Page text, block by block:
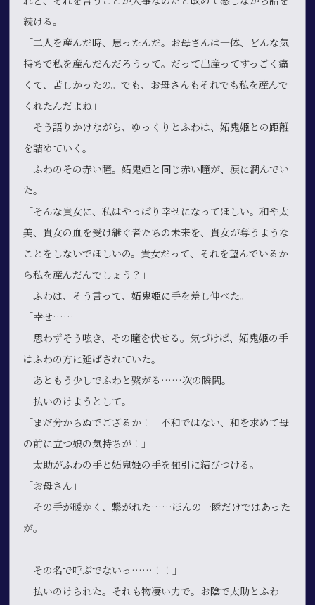
続ける。
「二人を産んだ時、思ったんだ。お母さんは一体、どんな気
持ちで私を産んだんだろうって。だって出産ってすっごく痛
くて、苦しかったの。でも、お母さんもそれでも私を産んで
くれたんだよね」
そう語りかけながら、ゆっくりとふわは、妬鬼姫との距離
を詰めていく。
ふわのその赤い瞳。妬鬼姫と同じ赤い瞳が、涙に潤んでい
た。
「そんな貴女に、私はやっぱり幸せになってほしい。和や太
美、貴女の血を受け継ぐ者たちの未来を、貴女が奪うような
ことをしないでほしいの。貴女だって、それを望んでいるか
ら私を産んだんでしょう？」
ふわは、そう言って、妬鬼姫に手を差し伸べた。
「幸せ……」
思わずそう呟き、その瞳を伏せる。気づけば、妬鬼姫の手
はふわの方に延ばされていた。
あともう少しでふわと繋がる……次の瞬間。
払いのけようとして。
「まだ分からぬでござるか！ 不和ではない、和を求めて母
の前に立つ娘の気持ちが！」
太助がふわの手と妬鬼姫の手を強引に結びつける。
「お母さん」
その手が暖かく、繋がれた……ほんの一瞬だけではあった
が。
「その名で呼ぶでないっ ……！！」
払いのけられた。それも物凄い力で。お陰で太助とふわ